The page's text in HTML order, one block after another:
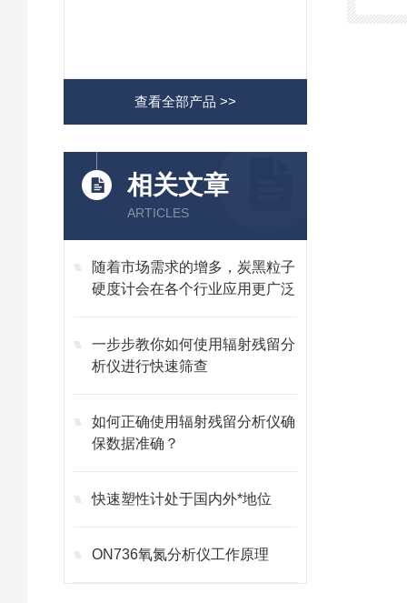
查看全部产品 >>
相关文章
ARTICLES
随着市场需求的增多，炭黑粒子
硬度计会在各个行业应用更广泛
一步步教你如何使用辐射残留分
析仪进行快速筛查
如何正确使用辐射残留分析仪确
保数据准确？
快速塑性计处于国内外*地位
ON736氧氮分析仪工作原理